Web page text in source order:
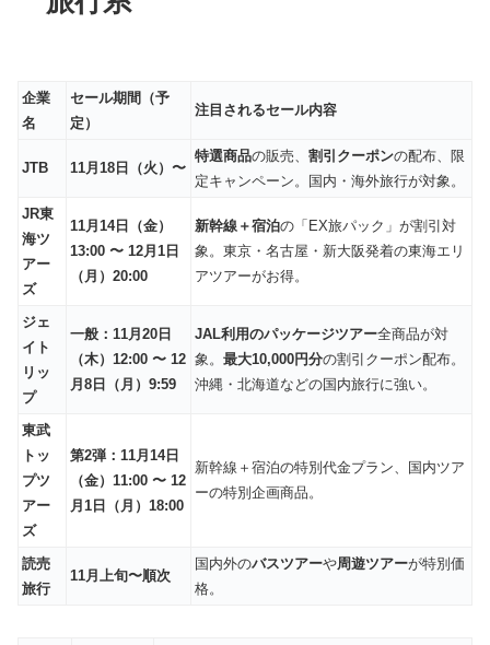
企業
名
セール期間（予
定）
注目されるセール内容
JTB 11月18日（火）〜
特選商品の販売、 割引クーポンの配布、限
定キャンペーン。国内・海外旅行が対象。
JR東
海ツ
アー
ズ
11月14日（金）
13:00 〜 12月1日
（月）20:00
新幹線＋宿泊の「EX旅パック」が割引対
象。東京・名古屋・新大阪発着の東海エリ
アツアーがお得。
ジェ
イト
リッ
プ
一般：11月20日
（木）12:00 〜 12
月8日（月）9:59
JAL利用のパッケージツアー全商品が対
象。 最大10,000円分の割引クーポン配布。
沖縄・北海道などの国内旅行に強い。
東武
トッ
プツ
アー
ズ
第2弾：11月14日
（金）11:00 〜 12
月1日（月）18:00
新幹線＋宿泊の特別代金プラン、国内ツア
ーの特別企画商品。
読売
旅行
11月上旬〜順次
国内外のバスツアーや周遊ツアーが特別価
格。